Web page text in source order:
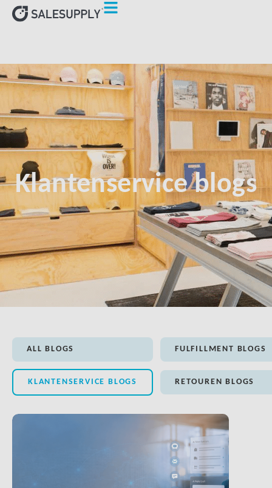
Klantenservice blogs
ALL BLOGS FULFILLMENT BLOGS
KLANTENSERVICE BLOGS RETOUREN BLOGS